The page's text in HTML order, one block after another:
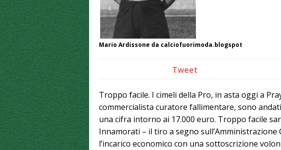
Mario Ardissone da calciofuorimoda.blogspot
Tweet
Troppo facile. I cimeli della Pro, in asta oggi a
commercialista curatore fallimentare, sono
una cifra intorno ai 17.000 euro. Troppo facile
Innamorati – il tiro a segno sull’Amministrazione
l’incarico economico con una sottoscrizione